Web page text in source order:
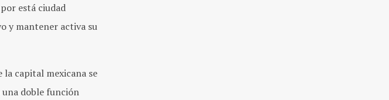
está ciudad
y mantener activa su
capital mexicana se
una doble función